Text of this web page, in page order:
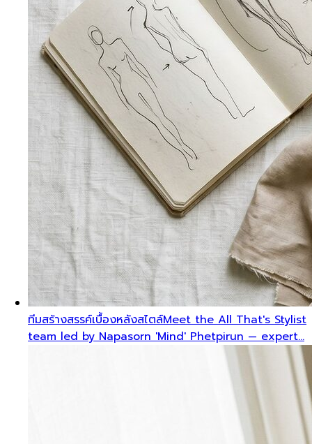
ทีมสร้างสรรค์เบื้องหลังสไตล์Meet the All That's Stylist
team led by Napasorn 'Mind' Phetpirun — expert…